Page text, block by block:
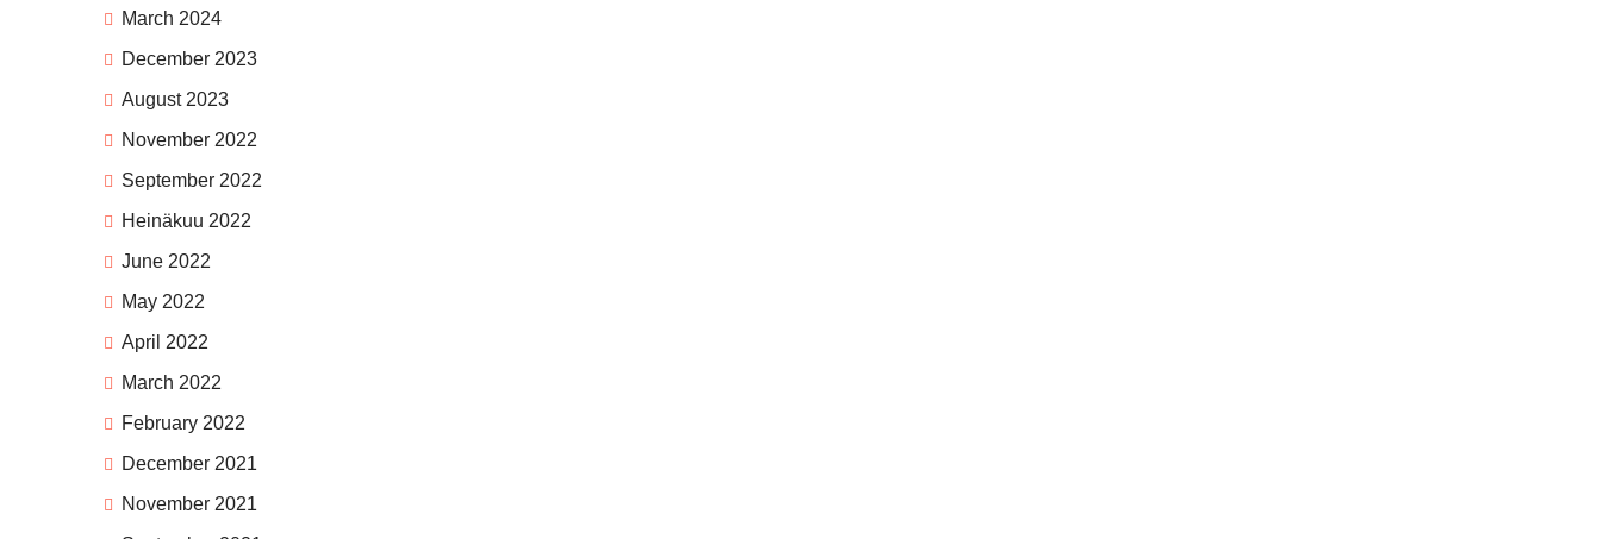
March 2024
December 2023
August 2023
November 2022
September 2022
Heinäkuu 2022
June 2022
May 2022
April 2022
March 2022
February 2022
December 2021
November 2021